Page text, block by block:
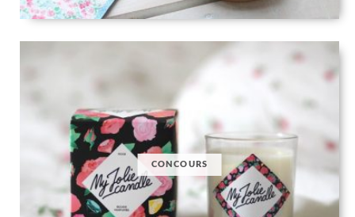
CONCOURS